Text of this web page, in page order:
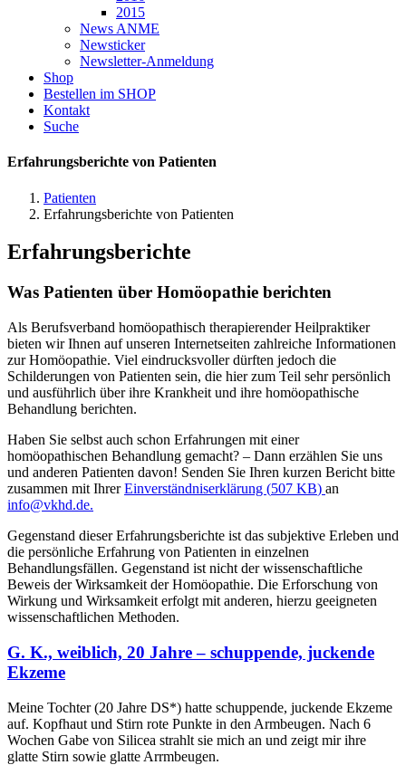
2015
News ANME
Newsticker
Newsletter-Anmeldung
Shop
Bestellen im SHOP
Kontakt
Suche
Erfahrungsberichte von Patienten
Patienten
Erfahrungsberichte von Patienten
Erfahrungsberichte
Was Patienten über Homöopathie berichten
Als Berufsverband homöopathisch therapierender Heilpraktiker
bieten wir Ihnen auf unseren Internetseiten zahlreiche Informationen
zur Homöopathie. Viel eindrucksvoller dürften jedoch die
Schilderungen von Patienten sein, die hier zum Teil sehr persönlich
und ausführlich über ihre Krankheit und ihre homöopathische
Behandlung berichten.
Haben Sie selbst auch schon Erfahrungen mit einer
homöopathischen Behandlung gemacht? – Dann erzählen Sie uns
und anderen Patienten davon! Senden Sie Ihren kurzen Bericht bitte
zusammen mit IhrerEinverständniserklärung (507 KB) an
info@vkhd.de.
Gegenstand dieser Erfahrungsberichte ist das subjektive Erleben und
die persönliche Erfahrung von Patienten in einzelnen
Behandlungsfällen. Gegenstand ist nicht der wissenschaftliche
Beweis der Wirksamkeit der Homöopathie. Die Erforschung von
Wirkung und Wirksamkeit erfolgt mit anderen, hierzu geeigneten
wissenschaftlichen Methoden.
G. K., weiblich, 20 Jahre – schuppende, juckende
Ekzeme
Meine Tochter (20 Jahre DS*) hatte schuppende, juckende Ekzeme
auf. Kopfhaut und Stirn rote Punkte in den Armbeugen. Nach 6
Wochen Gabe von Silicea strahlt sie mich an und zeigt mir ihre
glatte Stirn sowie glatte Arrmbeugen.